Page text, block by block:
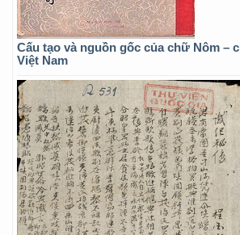
Cấu tạo và nguồn gốc của chữ Nôm –
Việt Nam